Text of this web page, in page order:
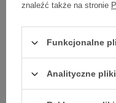
Już od 149
znaleźć także na stronie
Funkcjonalne
Analityczne